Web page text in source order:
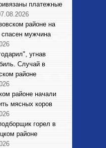
платежные
районе на
мужчина
угнав
Случай в
районе
районе начали
мясных коров
горел в
районе